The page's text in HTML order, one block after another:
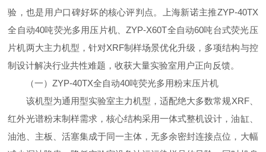
验，也是用户口碑好坏的核心评判点。上海新诺主推ZYP-40TX
全自动40吨荧光多用压片机、ZYP-X60T全自动60吨台式荧光压
片机两大主力机型，针对XRF制样场景优化升级，多项结构与控
制设计解决行业共性难题，收获大量实验室用户正向反馈。
（一）ZYP-40TX全自动40吨荧光多用粉末压片机
该机型为通用型实验室主力机型，适配绝大多数常规XRF、
红外光谱粉末制样需求，核心结构采用一体式整机设计，油缸、
油池、主板、活塞集成于同一主体，无多余密封连接点位，大幅